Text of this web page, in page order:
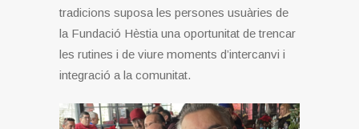
tradicions suposa les persones usuàries de
la Fundació Hèstia una oportunitat de trencar
les rutines i de viure moments d’intercanvi i
integració a la comunitat.